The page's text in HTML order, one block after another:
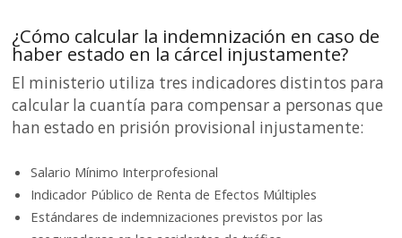
¿Cómo calcular la indemnización en caso de
haber estado en la cárcel injustamente?
El ministerio utiliza tres indicadores distintos para
calcular la cuantía para compensar a personas que
han estado en prisión provisional injustamente:
Salario Mínimo Interprofesional
Indicador Público de Renta de Efectos Múltiples
Estándares de indemnizaciones previstos por las